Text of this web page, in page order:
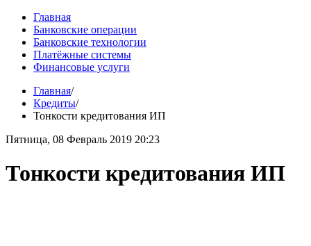
Главная
Банковские операции
Банковские технологии
Платёжные системы
Финансовые услуги
Главная/
Кредиты/
Тонкости кредитования ИП
Пятница, 08 Февраль 2019 20:23
Тонкости кредитования ИП